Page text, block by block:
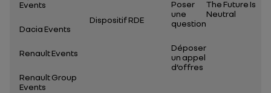
Events
Dacia Events
Renault Events
Renault Group
Events
Dispositif RDE
Poser
une
question
Déposer
un appel
d’offres
The Future Is
Neutral